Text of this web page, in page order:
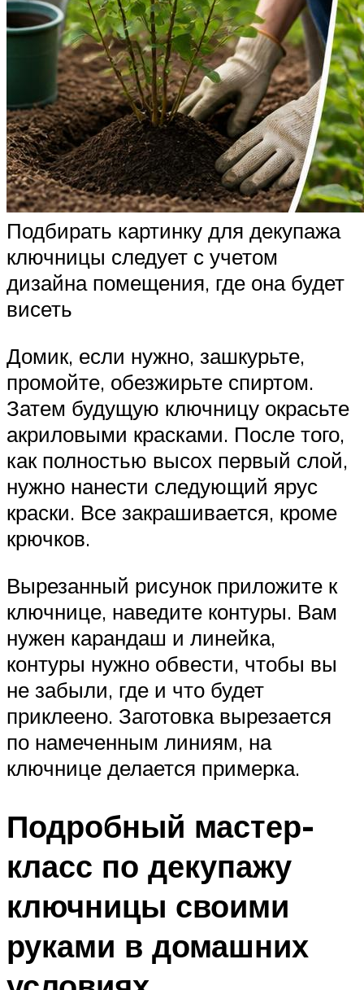
Подбирать картинку для декупажа
ключницы следует с учетом
дизайна помещения, где она будет
висеть
Домик, если нужно, зашкурьте,
промойте, обезжирьте спиртом.
Затем будущую ключницу окрасьте
акриловыми красками. После того,
как полностью высох первый слой,
нужно нанести следующий ярус
краски. Все закрашивается, кроме
крючков.
Вырезанный рисунок приложите к
ключнице, наведите контуры. Вам
нужен карандаш и линейка,
контуры нужно обвести, чтобы вы
не забыли, где и что будет
приклеено. Заготовка вырезается
по намеченным линиям, на
ключнице делается примерка.
Подробный мастер-
класс по декупажу
ключницы своими
руками в домашних